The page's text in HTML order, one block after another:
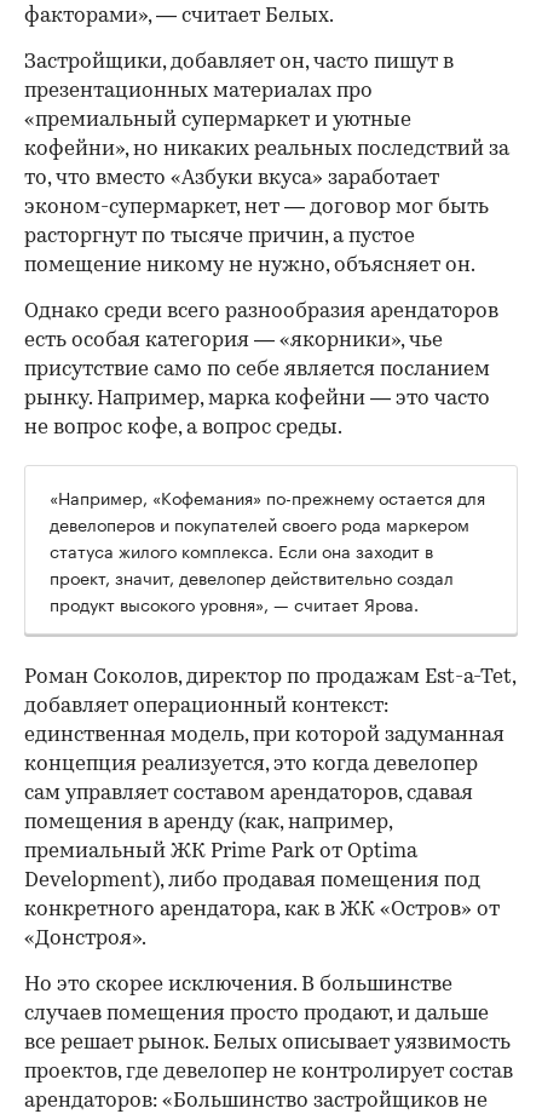
факторами», — считает Белых.
Застройщики, добавляет он, часто пишут в
презентационных материалах про
«премиальный супермаркет и уютные
кофейни», но никаких реальных последствий за
то, что вместо «Азбуки вкуса» заработает
эконом-супермаркет, нет — договор мог быть
расторгнут по тысяче причин, а пустое
помещение никому не нужно, объясняет он.
Однако среди всего разнообразия арендаторов
есть особая категория — «якорники», чье
присутствие само по себе является посланием
рынку. Например, марка кофейни — это часто
не вопрос кофе, а вопрос среды.
«Например, «Кофемания» по-прежнему остается для
девелоперов и покупателей своего рода маркером
статуса жилого комплекса. Если она заходит в
проект, значит, девелопер действительно создал
продукт высокого уровня», — считает Ярова.
Роман Соколов, директор по продажам Est-a-Tet,
добавляет операционный контекст:
единственная модель, при которой задуманная
концепция реализуется, это когда девелопер
сам управляет составом арендаторов, сдавая
помещения в аренду (как, например,
премиальный ЖК Prime Park от Optima
Development), либо продавая помещения под
конкретного арендатора, как в ЖК «Остров» от
«Донстроя».
Но это скорее исключения. В большинстве
случаев помещения просто продают, и дальше
все решает рынок. Белых описывает уязвимость
проектов, где девелопер не контролирует состав
арендаторов: «Большинство застройщиков не